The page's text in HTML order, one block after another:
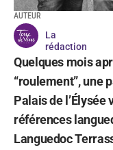
AUTEUR
La
rédaction
Quelques mois
“roulement”, une
Palais de
références
Languedoc